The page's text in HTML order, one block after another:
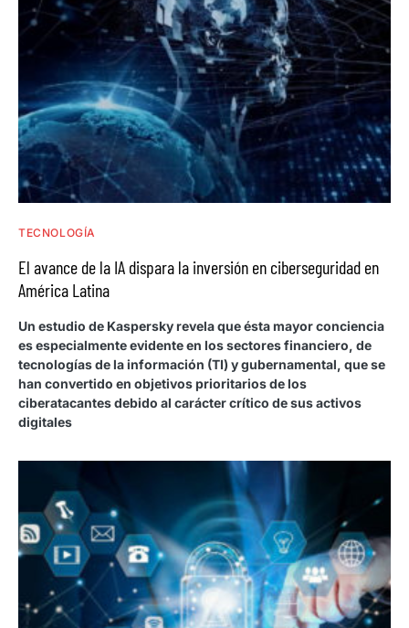
TECNOLOGÍA
El avance de la IA dispara la inversión en ciberseguridad en
América Latina
Un estudio de Kaspersky revela que ésta mayor conciencia
es especialmente evidente en los sectores financiero, de
tecnologías de la información (TI) y gubernamental, que se
han convertido en objetivos prioritarios de los
ciberatacantes debido al carácter crítico de sus activos
digitales